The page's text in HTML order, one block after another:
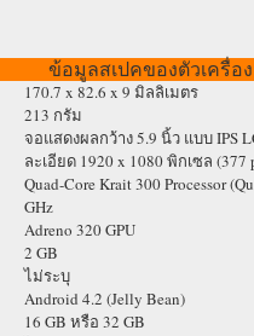
ข้อมูลสเปคของตัวเครื่อง
170.7 x 82.6 x 9 มิลลิเมตร
213 กรัม
จอแสดงผลกว้าง 5.9 นิ้ว แบบ IPS
ละเอียด 1920 x 1080 พิกเซล (377
Quad-Core Krait 300 Processor
GHz
Adreno 320 GPU
2 GB
ไม่ระบุ
Android 4.2 (Jelly Bean)
16 GB หรือ 32 GB